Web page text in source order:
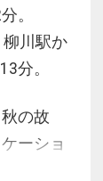
。
川駅か
分。
の故
ーショ
町が一